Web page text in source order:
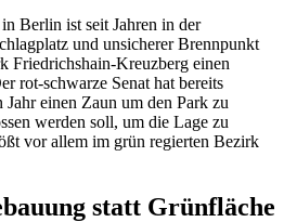
Berlin ist seit Jahren in der
und unsicherer Brennpunkt
Friedrichshain-Kreuzberg einen
rot-schwarze Senat hat bereits
Jahr einen Zaun um den Park zu
werden soll, um die Lage zu
vor allem im grün regierten Bezirk
statt Grünfläche